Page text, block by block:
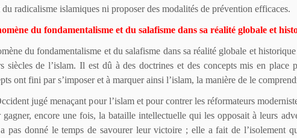
radicalisme islamiques ni proposer des modalités de prévention efficaces.
du fondamentalisme et du salafisme dans sa réalité globale et
du fondamentalisme et du salafisme dans sa réalité globale et
siècles de l’islam. Il est dû à des doctrines et des concepts mis en place
ont fini par s’imposer et à marquer ainsi l’islam, la manière de le
jugé menaçant pour l’islam et pour contrer les réformateurs
encore une fois, la bataille intellectuelle qui les opposait à leurs
pas donné le temps de savourer leur victoire ; elle a fait de l’isolement